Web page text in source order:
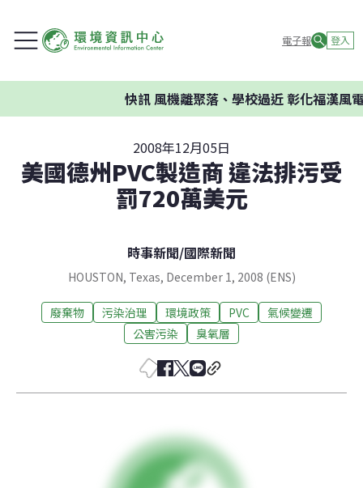
電子報 登入
快訊風機離聚落、學校過近 彰化福漢風電
2008年12月05日
美國德州PVC製造商 違法排污受
罰720萬美元
時事新聞/國際新聞
HOUSTON, Texas, December 1, 2008 (ENS)
廢棄物 污染治理 環境政策 PVC
氣候變遷
公害污染
臭氧層